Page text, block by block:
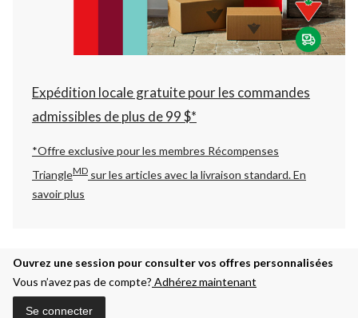
22:00
cliquer
pour
changer
Expédition locale gratuite pour les commandes
admissibles de plus de 99 $*
*Offre exclusive pour les membres Récompenses
TriangleMD sur les articles avec la livraison standard.En
savoir plus
Ouvrez une session pour consulter vos offres personnalisées
Vous n’avez pas de compte? Adhérez maintenant
Se connecter